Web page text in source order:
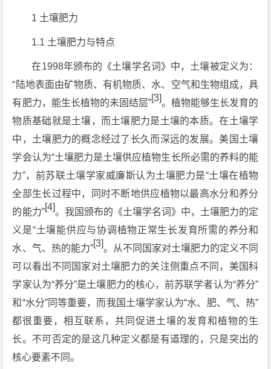
1 土壤肥力
1.1 土壤肥力与特点
在1998年颁布的《土壤学名词》中，土壤被定义为：
“陆地表面由矿物质、有机物质、水、空气和生物组成，具
有肥力，能生长植物的未固结层”[3]。植物能够生长发育的
物质基础就是土壤，而土壤肥力是土壤的本质。在土壤学
中，土壤肥力的概念经过了长久而深远的发展。美国土壤
学会认为“土壤肥力是土壤供应植物生长所必需的养料的能
力”，前苏联土壤学家威廉斯认为土壤肥力是“土壤在植物
全部生长过程中，同时不断地供应植物以最高水分和养分
的能力”[4]。我国颁布的《土壤学名词》中，土壤肥力的定
义是“土壤能供应与协调植物正常生长发育所需的养分和
水、气、热的能力”[3]。从不同国家对土壤肥力的定义不同
可以看出不同国家对土壤肥力的关注侧重点不同，美国科
学家认为“养分”是土壤肥力的核心，前苏联学者认为“养分”
和“水分”同等重要，而我国土壤学家认为“水、肥、气、热”
都很重要，相互联系，共同促进土壤的发育和植物的生
长。不可否定的是这几种定义都是有道理的，只是突出的
核心要素不同。